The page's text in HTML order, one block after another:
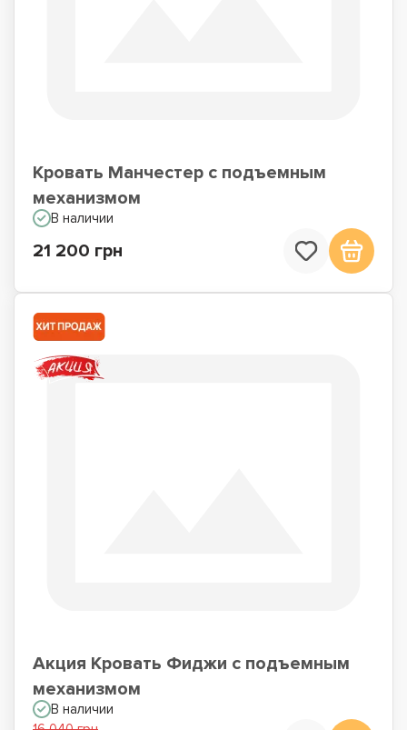
Кровать Манчестер с подъемным
механизмом
В наличии
21 200 грн
Акция Кровать Фиджи с подъемным
механизмом
В наличии